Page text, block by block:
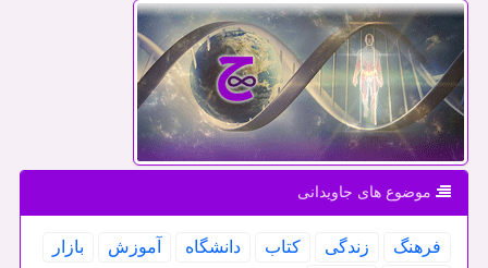
موضوع های جاویدانی
فرهنگ زندگی كتاب دانشگاه آموزش
بازار